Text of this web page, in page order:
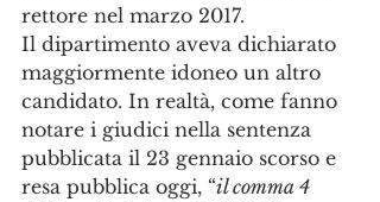
rettore nel marzo 2017.
Il dipartimento aveva dichiarato
maggiormente idoneo un altro
candidato. In realtà, come fanno
notare i giudici nella sentenza
pubblicata il 23 gennaio scorso e
resa pubblica oggi, “il comma 4